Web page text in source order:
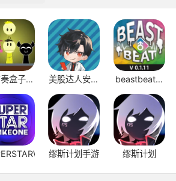
盒子
vibin
美股达人安装
包
beastbeat安
卓版
缪斯计划手游 缪斯计划